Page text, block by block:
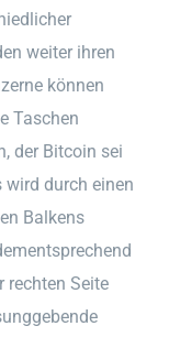
weiter ihren
können
Taschen
der Bitcoin sei
wird durch einen
Balkens
rechten Seite